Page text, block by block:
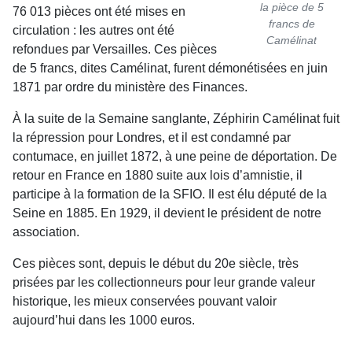
la pièce de 5
francs de
Camélinat
76 013 pièces ont été mises en
circulation : les autres ont été
refondues par Versailles. Ces pièces
de 5 francs, dites Camélinat, furent démonétisées en juin
1871 par ordre du minis­tère des Finances.
À la suite de la Semaine sanglante, Zéphirin Camélinat fuit
la répression pour Londres, et il est condamné par
contumace, en juillet 1872, à une peine de déportation. De
retour en France en 1880 suite aux lois d’amnistie, il
participe à la formation de la SFIO. Il est élu député de la
Seine en 1885. En 1929, il devient le président de notre
association.
Ces pièces sont, depuis le début du 20e siècle, très
prisées par les collectionneurs pour leur grande valeur
historique, les mieux conservées pouvant valoir
aujourd’hui dans les 1000 euros.